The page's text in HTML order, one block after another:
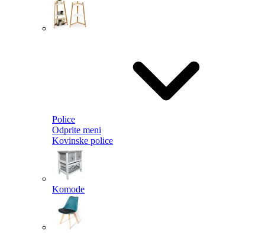
Police
Odprite meni
Kovinske police
Komode